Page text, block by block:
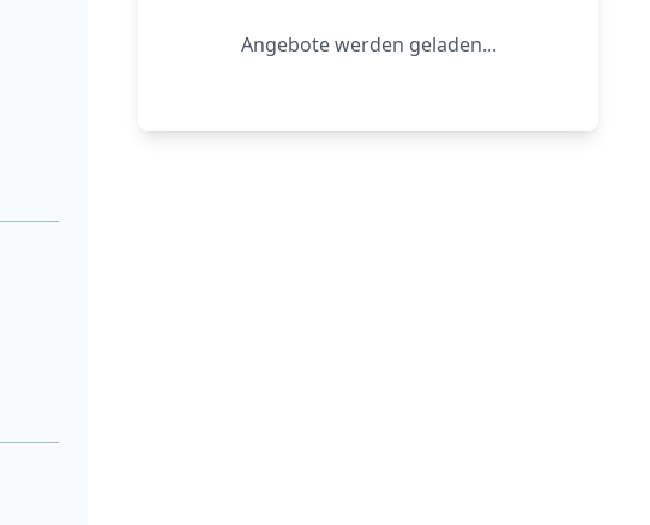
Angebote werden geladen...